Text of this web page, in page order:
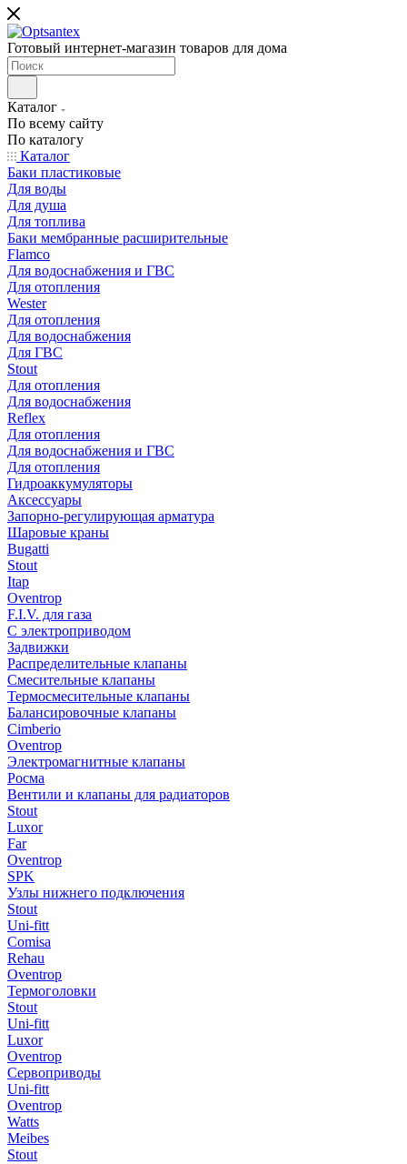
Готовый интернет-магазин товаров для дома
Каталог
По всему сайту
По каталогу
Каталог
Баки пластиковые
Для воды
Для душа
Для топлива
Баки мембранные расширительные
Flamco
Для водоснабжения и ГВС
Для отопления
Wester
Для отопления
Для водоснабжения
Для ГВС
Stout
Для отопления
Для водоснабжения
Reflex
Для отопления
Для водоснабжения и ГВС
Для отопления
Гидроаккумуляторы
Аксессуары
Запорно-регулирующая арматура
Шаровые краны
Bugatti
Stout
Itap
Oventrop
F.I.V. для газа
С электроприводом
Задвижки
Распределительные клапаны
Cмесительные клапаны
Термосмесительные клапаны
Балансировочные клапаны
Cimberio
Oventrop
Электромагнитные клапаны
Росма
Вентили и клапаны для радиаторов
Stout
Luxor
Far
Oventrop
SPK
Узлы нижнего подключения
Stout
Uni-fitt
Comisa
Rehau
Oventrop
Термоголовки
Stout
Uni-fitt
Luxor
Oventrop
Сервоприводы
Uni-fitt
Oventrop
Watts
Meibes
Stout